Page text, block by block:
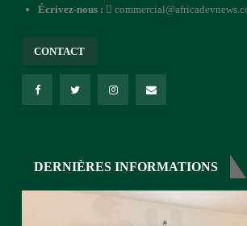
Écrivez-nous :
CONTACT
DERNIÈRES INFORMATIONS